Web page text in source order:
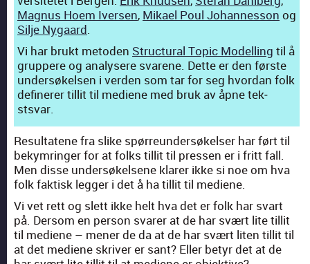
Mag­nus Hoem Iversen, Mikael Poul Johan­nes­son og
Sil­je Nygaard.
Vi har brukt meto­den Struc­tur­al Top­ic Mod­el­ling til å
grup­pere og analy­sere svarene. Dette er den første
under­søkelsen i ver­den som tar for seg hvor­dan folk
definer­er tillit til medi­ene med bruk av åpne tek­
stsvar.
Resul­tatene fra slike spør­re­un­der­søkelser har ført til
bekym­ringer for at folks tillit til pressen er i fritt fall.
Men disse under­søkelsene klar­er ikke si noe om hva
folk fak­tisk leg­ger i det å ha tillit til medi­ene.
Vi vet rett og slett ikke helt hva det er folk har svart
på. Der­som en per­son svar­er at de har svært lite tillit
til medi­ene – men­er de da at de har svært liten tillit til
at det medi­ene skriv­er er sant? Eller betyr det at de